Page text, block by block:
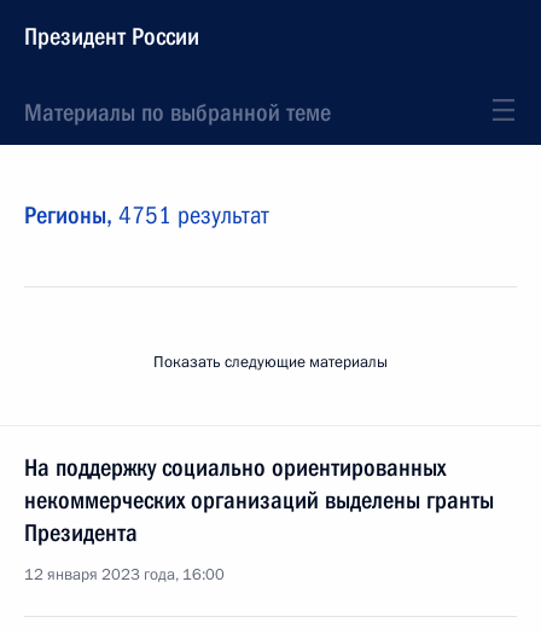
Президент России
Материалы по выбранной теме
Регионы, 4751 результат
Показать следующие материалы
На поддержку социально ориентированных
некоммерческих организаций выделены гранты
Президента
12 января 2023 года, 16:00